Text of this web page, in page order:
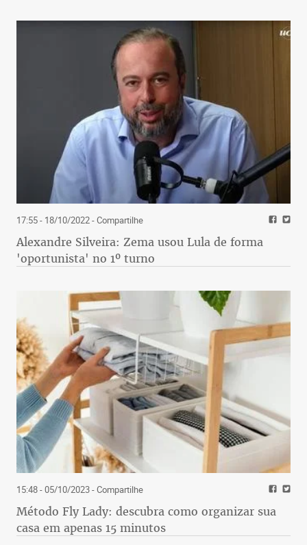
17:55 - 18/10/2022- Compartilhe
Alexandre Silveira: Zema usou Lula de forma
'oportunista' no 1º turno
15:48 - 05/10/2023- Compartilhe
Método Fly Lady: descubra como organizar sua
casa em apenas 15 minutos